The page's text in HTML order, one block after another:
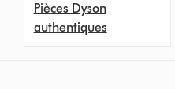
Pièces Dyson
authentiques